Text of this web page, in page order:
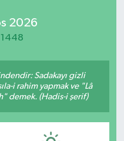
2026
Sadakayı gizli
i rahim yapmak ve "Lâ
demek. (Hadis-i şerif)